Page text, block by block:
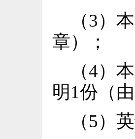
（3）
章）；
（4）
明1份（
（5）